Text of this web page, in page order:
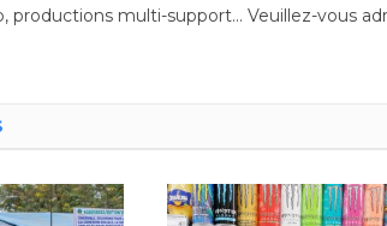
productions multi-support… Veuillez-vous